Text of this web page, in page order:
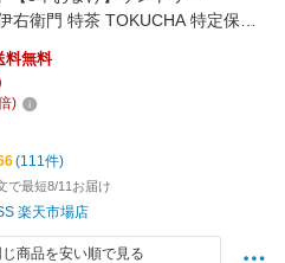
右衛門 特茶 TOKUCHA 特定保健
ケース/48本(40本+おまけ8本)
料無料
)
(111件)
で最短8/11お届け
楽天市場店
じ商品を安い順で見る